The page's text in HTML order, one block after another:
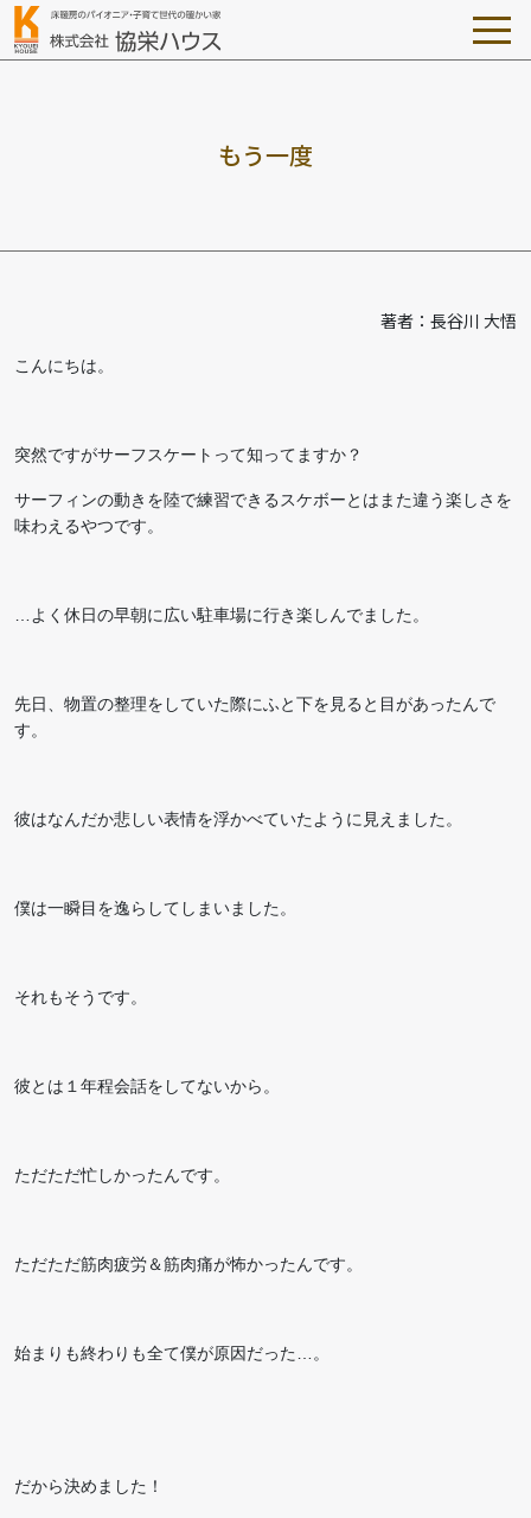
もう一度
著者：長谷川 大悟
こんにちは。
突然ですがサーフスケートって知ってますか？
サーフィンの動きを陸で練習できるスケボーとはまた違う楽しさを
味わえるやつです。
…よく休日の早朝に広い駐車場に行き楽しんでました。
先日、物置の整理をしていた際にふと下を見ると目があったんで
す。
彼はなんだか悲しい表情を浮かべていたように見えました。
僕は一瞬目を逸らしてしまいました。
それもそうです。
彼とは１年程会話をしてないから。
ただただ忙しかったんです。
ただただ筋肉疲労＆筋肉痛が怖かったんです。
始まりも終わりも全て僕が原因だった…。
だから決めました！